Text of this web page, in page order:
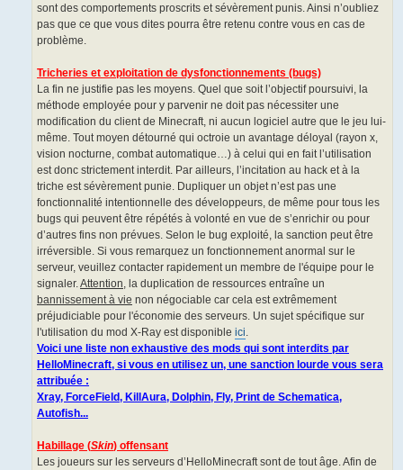
sont des comportements proscrits et sévèrement punis. Ainsi n’oubliez
pas que ce que vous dites pourra être retenu contre vous en cas de
problème.
Tricheries et exploitation de dysfonctionnements (bugs)
La fin ne justifie pas les moyens. Quel que soit l’objectif poursuivi, la
méthode employée pour y parvenir ne doit pas nécessiter une
modification du client de Minecraft, ni aucun logiciel autre que le jeu lui-
même. Tout moyen détourné qui octroie un avantage déloyal (rayon x,
vision nocturne, combat automatique…) à celui qui en fait l’utilisation
est donc strictement interdit. Par ailleurs, l’incitation au hack et à la
triche est sévèrement punie. Dupliquer un objet n’est pas une
fonctionnalité intentionnelle des développeurs, de même pour tous les
bugs qui peuvent être répétés à volonté en vue de s’enrichir ou pour
d’autres fins non prévues. Selon le bug exploité, la sanction peut être
irréversible. Si vous remarquez un fonctionnement anormal sur le
serveur, veuillez contacter rapidement un membre de l'équipe pour le
signaler.Attention, la duplication de ressources entraîne un
bannissement à vie non négociable car cela est extrêmement
préjudiciable pour l'économie des serveurs. Un sujet spécifique sur
l'utilisation du mod X-Ray est disponible ici.
Voici une liste non exhaustive des mods qui sont interdits par
HelloMinecraft, si vous en utilisez un, une sanction lourde vous sera
attribuée :
Xray, ForceField, KillAura, Dolphin, Fly, Print de Schematica,
Autofish...
Habillage (Skin) offensant
Les joueurs sur les serveurs d’HelloMinecraft sont de tout âge. Afin de